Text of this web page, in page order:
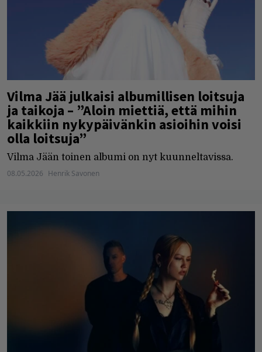
Vilma Jää julkaisi albumillisen loitsuja
ja taikoja – ”Aloin miettiä, että mihin
kaikkiin nykypäivänkin asioihin voisi
olla loitsuja”
Vilma Jään toinen albumi on nyt kuunneltavissa.
08.05.2026 Henrik Savonen